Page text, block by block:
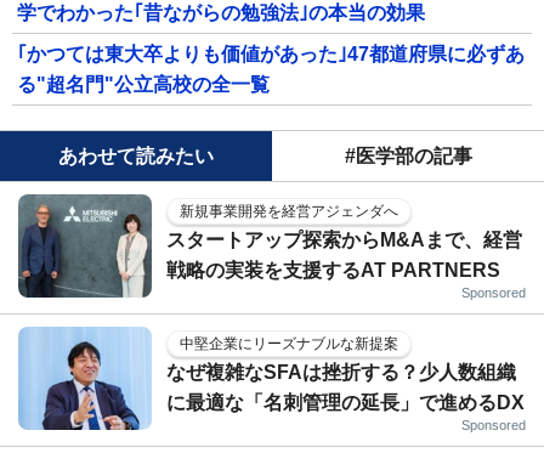
学でわかった｢昔ながらの勉強法｣の本当の効果
｢かつては東大卒よりも価値があった｣47都道府県に必ずあ
る"超名門"公立高校の全一覧
あわせて読みたい #医学部の記事
新規事業開発を経営アジェンダへ
スタートアップ探索からM&Aまで、経営
戦略の実装を支援するAT PARTNERS
Sponsored
中堅企業にリーズナブルな新提案
なぜ複雑なSFAは挫折する？少人数組織
に最適な「名刺管理の延長」で進めるDX
Sponsored